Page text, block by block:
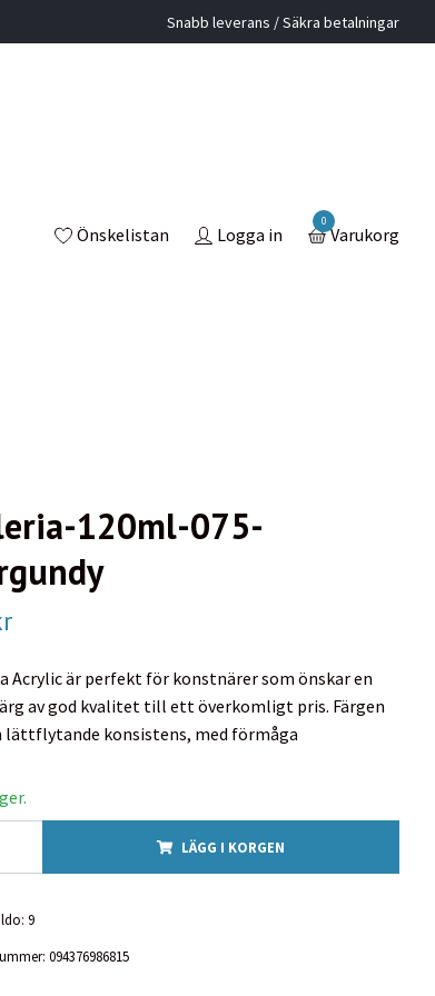
Snabb leverans / Säkra betalningar
Önskelistan Logga in
0
Varukorg
120ml-075-
Acrylic är perfekt för konstnärer som önskar en
av god kvalitet till ett överkomligt pris. Färgen
lättflytande konsistens, med förmåga
LÄGG I KORGEN
9
094376986815